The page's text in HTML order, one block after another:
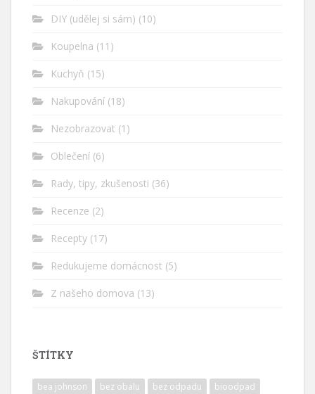
DIY (udělej si sám) (10)
Koupelna (11)
Kuchyň (15)
Nakupování (18)
Nezobrazovat (1)
Oblečení (6)
Rady, tipy, zkušenosti (36)
Recenze (2)
Recepty (17)
Redukujeme domácnost (5)
Z našeho domova (13)
ŠTÍTKY
bea johnson bez obalu bez odpadu
bioodpad